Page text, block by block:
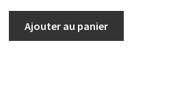
Ajouter au panier